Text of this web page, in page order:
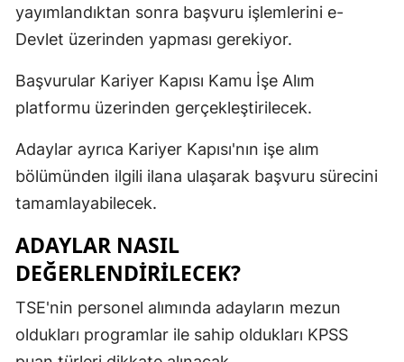
yayımlandıktan sonra başvuru işlemlerini e-
Devlet üzerinden yapması gerekiyor.
Başvurular Kariyer Kapısı Kamu İşe Alım
platformu üzerinden gerçekleştirilecek.
Adaylar ayrıca Kariyer Kapısı'nın işe alım
bölümünden ilgili ilana ulaşarak başvuru sürecini
tamamlayabilecek.
ADAYLAR NASIL
DEĞERLENDİRİLECEK?
TSE'nin personel alımında adayların mezun
oldukları programlar ile sahip oldukları KPSS